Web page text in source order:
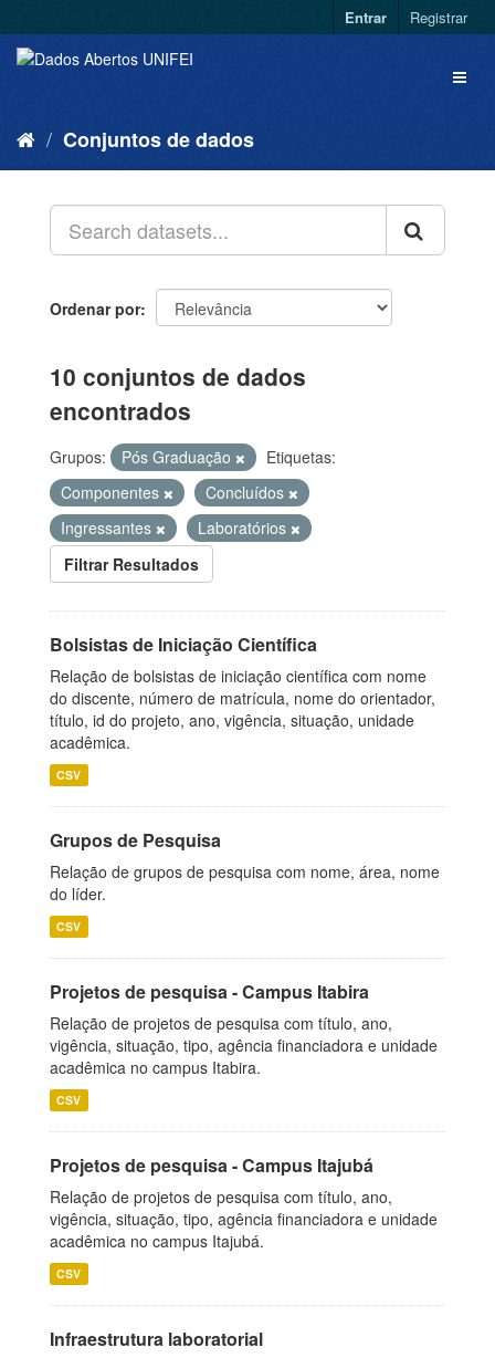
Entrar Registrar
Conjuntos de dados
Ordenar por
10 conjuntos de dados
encontrados
Grupos: Pós Graduação
Etiquetas:
Componentes
Concluídos
Ingressantes
Laboratórios
Filtrar Resultados
Bolsistas de Iniciação Científica
Relação de bolsistas de iniciação científica com nome
do discente, número de matrícula, nome do orientador,
título, id do projeto, ano, vigência, situação, unidade
acadêmica.
CSV
Grupos de Pesquisa
Relação de grupos de pesquisa com nome, área, nome
do líder.
CSV
Projetos de pesquisa - Campus Itabira
Relação de projetos de pesquisa com título, ano,
vigência, situação, tipo, agência financiadora e unidade
acadêmica no campus Itabira.
CSV
Projetos de pesquisa - Campus Itajubá
Relação de projetos de pesquisa com título, ano,
vigência, situação, tipo, agência financiadora e unidade
acadêmica no campus Itajubá.
CSV
Infraestrutura laboratorial